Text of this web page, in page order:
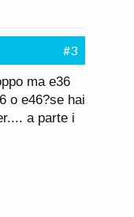
#3
ma e36
o e46?se hai
a parte i